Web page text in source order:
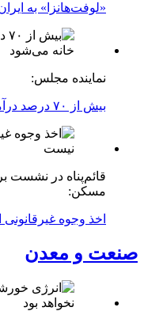
«لوفت‌هانزا» به
نماینده مجلس:
بیش از ۷۰ درصد درآمد خانوار صرف اجاره خانه می‌شود
قائم‌پناه در نشست
مسکن:
اخذ وجوه
صنعت و معدن